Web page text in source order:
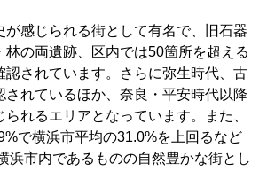
が感じられる街として有名で、旧石器
林の両遺跡、区内では50箇所を超える
認されています。さらに弥生時代、古
されているほか、奈良・平安時代以降
れるエリアとなっています。また、
で横浜市平均の31.0%を上回るなど
浜市内であるものの自然豊かな街とし